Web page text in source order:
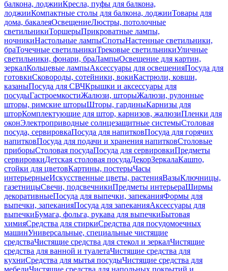
балкона, лоджииКресла, пуфы для балкона,
лоджииКомпактные столы для балкона, лоджииТовары для
дома, бакалеяОсвещениеЛюстры, потолочные
светильникиТоршерыПрикроватные лампы,
ночникиНастольные лампыСпотыНастенные светильники,
браТочечные светильникиТрековые светильникиУличные
светильники, фонари, браЛампыОсвещение для картин,
зеркалКольцевые лампыАксессуары для освещенияПосуда для
готовкиСковороды, сотейники, вокиКастрюли, ковши,
казаныПосуда для СВЧКрышки и аксессуары для
посудыГастроемкостиЖалюзи, шторыЖалюзи, рулонные
шторы, римские шторыШторы, гардиныКарнизы для
шторКомплектующие для штор, карнизов, жалюзиПленки для
оконЭлектроприводные солнцезащитные системыСтоловая
посуда, сервировкаПосуда для напитковПосуда для горячих
напитковПосуда для подачи и хранения напитковСтоловые
приборыСтоловая посудаПосуда для сервировкиПредметы
сервировкиДетская столовая посудаДекорЗеркалаКашпо,
стойки для цветовКартины, постерыЧасы
интерьерныеИскусственные цветы, растенияВазыКлючницы,
газетницыСвечи, подсвечникиПредметы интерьераШирмы
декоративныеПосуда для выпечки, запеканияФормы для
выпечки, запеканияПосуда для запеканияАксессуары для
выпечкиБумага, фольга, рукава для выпечкиБытовая
химияСредства для стиркиСредства для посудомоечных
машинУниверсальные, специальные чистящие
средстваЧистящие средства для стекол и зеркалЧистящие
средства для ванной и туалетаЧистящие средства для
кухниСредства для мытья посудыЧистящие средства для
мебелиЧистящие средства для напольных покрытий и